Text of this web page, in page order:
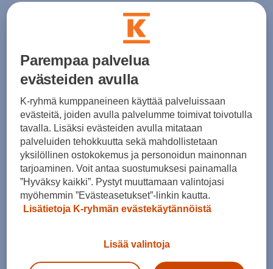
Koko
S M L XL XXL
Kokotaulukko
Lisää ostoskoriin
Parempaa palvelua
evästeiden avulla
K-ryhmä kumppaneineen käyttää palveluissaan
evästeitä, joiden avulla palvelumme toimivat toivotulla
tavalla. Lisäksi evästeiden avulla mitataan
palveluiden tehokkuutta sekä mahdollistetaan
yksilöllinen ostokokemus ja personoidun mainonnan
tarjoaminen. Voit antaa suostumuksesi painamalla
”Hyväksy kaikki”. Pystyt muuttamaan valintojasi
myöhemmin ”Evästeasetukset”-linkin kautta.
Lisätietoja K-ryhmän evästekäytännöistä
Lisää valintoja